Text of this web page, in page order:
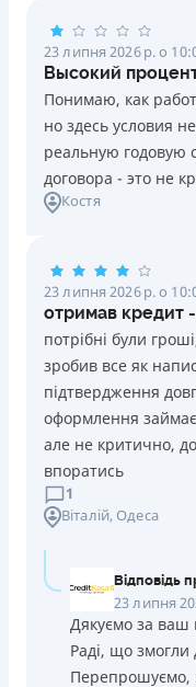
23 липня 2026 р. о
Высокий
Понимаю, как
но здесь условия
реальную годовую
договора - это не
Костя
23 липня 2026 р. о
отримав кредит
потрібні були
зробив все як
підтвердження
оформлення
але не критично,
впоратись
1
Віталій, Одеса
Відповідь
23 липня
Дякуємо за ваш
Раді, що
Перепрошуємо,